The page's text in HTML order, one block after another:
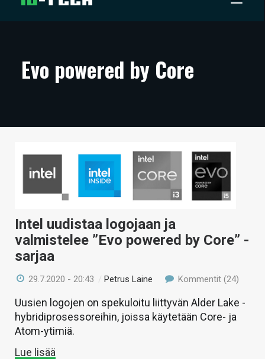
ARTIKKELIT
TECHBBS
TIETOA
HINTA.FI
VAIHDA TEEMA
Evo powered by Core
Intel uudistaa logojaan ja
valmistelee ”Evo powered by Core” -
sarjaa
29.7.2020 - 20:43 /Petrus Laine Kommentit (24)
Uusien logojen on spekuloitu liittyvän Alder Lake -
hybridiprosessoreihin, joissa käytetään Core- ja
Atom-ytimiä.
Lue lisää